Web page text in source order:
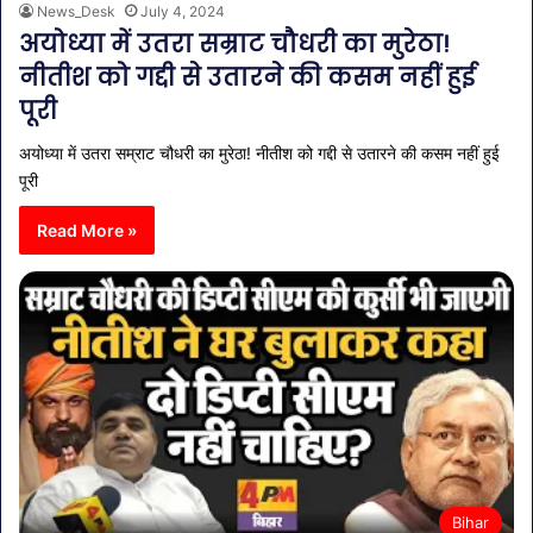
News_Desk July 4, 2024
अयोध्या में उतरा सम्राट चौधरी का मुरेठा!
नीतीश को गद्दी से उतारने की कसम नहीं हुई
पूरी
अयोध्या में उतरा सम्राट चौधरी का मुरेठा! नीतीश को गद्दी से उतारने की कसम नहीं हुई
पूरी
Read More »
Bihar